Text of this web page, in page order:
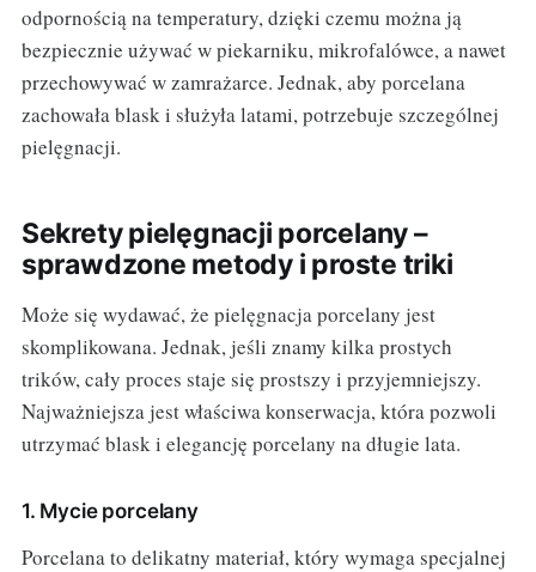
odpornością na temperatury, dzięki czemu można ją
bezpiecznie używać w piekarniku, mikrofalówce, a nawet
przechowywać w zamrażarce. Jednak, aby porcelana
zachowała blask i służyła latami, potrzebuje szczególnej
pielęgnacji.
Sekrety pielęgnacji porcelany –
sprawdzone metody i proste triki
Może się wydawać, że pielęgnacja porcelany jest
skomplikowana. Jednak, jeśli znamy kilka prostych
trików, cały proces staje się prostszy i przyjemniejszy.
Najważniejsza jest właściwa konserwacja, która pozwoli
utrzymać blask i elegancję porcelany na długie lata.
1. Mycie porcelany
Porcelana to delikatny materiał, który wymaga specjalnej